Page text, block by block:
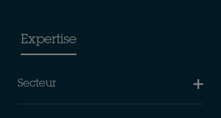
Expertise
Secteur